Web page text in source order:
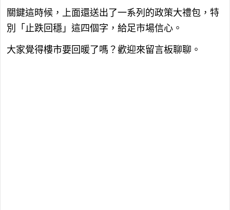
關鍵這時候，上面還送出了一系列的政策大禮包，特
別「止跌回穩」這四個字，給足市場信心。
大家覺得樓市要回暖了嗎？歡迎來留言板聊聊。